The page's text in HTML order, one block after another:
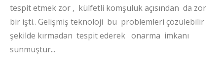
tespit etmek zor , külfetli komşuluk açısından da zor
bir işti.. Gelişmiş teknoloji bu problemleri çözülebilir
şekilde kırmadan tespit ederek onarma imkanı
sunmuştur...